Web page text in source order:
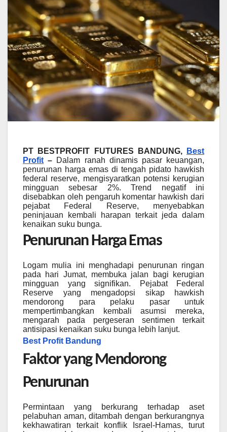
PT BESTPROFIT FUTURES BANDUNG,
Best
Profit – Dalam ranah dinamis pasar keuangan,
penurunan harga emas di tengah pidato hawkish
federal reserve, mengisyaratkan potensi kerugian
mingguan sebesar 2%. Trend negatif ini
disebabkan oleh pengaruh komentar hawkish dari
pejabat Federal Reserve, menyebabkan
peninjauan kembali harapan terkait jeda dalam
kenaikan suku bunga.
Penurunan Harga Emas
Logam mulia ini menghadapi penurunan ringan
pada hari Jumat, membuka jalan bagi kerugian
mingguan yang signifikan. Pejabat Federal
Reserve yang mengadopsi sikap hawkish
mendorong para pelaku pasar untuk
mempertimbangkan kembali asumsi mereka,
mengarah pada pergeseran sentimen terkait
antisipasi kenaikan suku bunga lebih lanjut.
Best Profit Bandung
Faktor yang Mendorong
Penurunan
Permintaan yang berkurang terhadap aset
pelabuhan aman, ditambah dengan berkurangnya
kekhawatiran terkait konflik Israel-Hamas, turut